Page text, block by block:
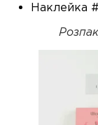
Наклейка